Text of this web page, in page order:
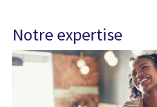
Notre expertise